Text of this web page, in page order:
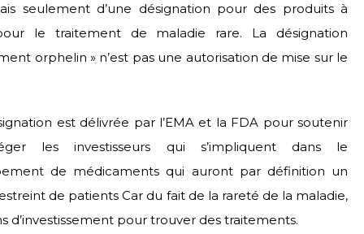
seulement d’une désignation pour des produits à
le traitement de maladie rare. La désignation
orphelin » n’est pas une autorisation de mise sur le
est délivrée par l’EMA et la FDA pour soutenir
les investisseurs qui s’impliquent dans le
de médicaments qui auront par définition un
de patients Car du fait de la rareté de la maladie,
d’investissement pour trouver des traitements.